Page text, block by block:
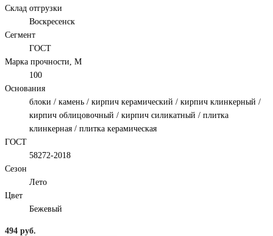
Склад отгрузки
Воскресенск
Сегмент
ГОСТ
Марка прочности, М
100
Основания
блоки / камень / кирпич керамический / кирпич клинкерный /
кирпич облицовочный / кирпич силикатный / плитка
клинкерная / плитка керамическая
ГОСТ
58272-2018
Сезон
Лето
Цвет
Бежевый
494 руб.